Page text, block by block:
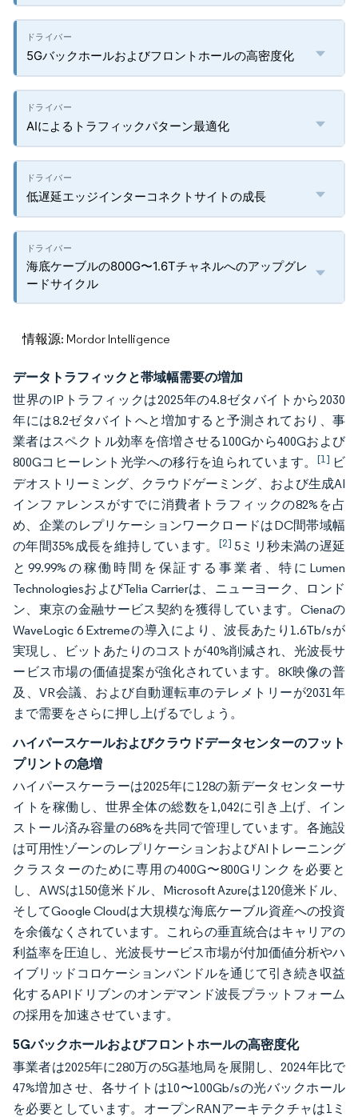
5Gバックホールおよびフロントホールの高密度化
AIによるトラフィックパターン最適化
低遅延エッジインターコネクトサイトの成長
海底ケーブルの800G〜1.6Tチャネルへのアップグレ
ードサイクル
情報源: Mordor Intelligence
データトラフィックと帯域幅需要の増加
世界のIPトラフィックは2025年の4.8ゼタバイトから2030
年には8.2ゼタバイトへと増加すると予測されており、事
業者はスペクトル効率を倍増させる100Gから400Gおよび
800Gコヒーレント光学への移行を迫られています。 [1] ビ
デオストリーミング、クラウドゲーミング、および生成AI
インファレンスがすでに消費者トラフィックの82%を占
め、企業のレプリケーションワークロードはDC間帯域幅
の年間35%成長を維持しています。 [2] 5ミリ秒未満の遅延
と99.99%の稼働時間を保証する事業者、特にLumen
TechnologiesおよびTelia Carrierは、ニューヨーク、ロンド
ン、東京の金融サービス契約を獲得しています。Cienaの
WaveLogic 6 Extremeの導入により、波長あたり1.6Tb/sが
実現し、ビットあたりのコストが40%削減され、光波長サ
ービス市場の価値提案が強化されています。8K映像の普
及、VR会議、および自動運転車のテレメトリーが2031年
まで需要をさらに押し上げるでしょう。
ハイパースケールおよびクラウドデータセンターのフット
プリントの急増
ハイパースケーラーは2025年に128の新データセンターサ
イトを稼働し、世界全体の総数を1,042に引き上げ、イン
ストール済み容量の68%を共同で管理しています。各施設
は可用性ゾーンのレプリケーションおよびAIトレーニング
クラスターのために専用の400G〜800Gリンクを必要と
し、AWSは150億米ドル、Microsoft Azureは120億米ドル、
そしてGoogle Cloudは大規模な海底ケーブル資産への投資
を余儀なくされています。これらの垂直統合はキャリアの
利益率を圧迫し、光波長サービス市場が付加価値分析やハ
イブリッドコロケーションバンドルを通じて引き続き収益
化するAPIドリブンのオンデマンド波長プラットフォーム
の採用を加速させています。
5Gバックホールおよびフロントホールの高密度化
事業者は2025年に280万の5G基地局を展開し、2024年比で
47%増加させ、各サイトは10〜100Gb/sの光バックホール
を必要としています。オープンRANアーキテクチャは1ミ